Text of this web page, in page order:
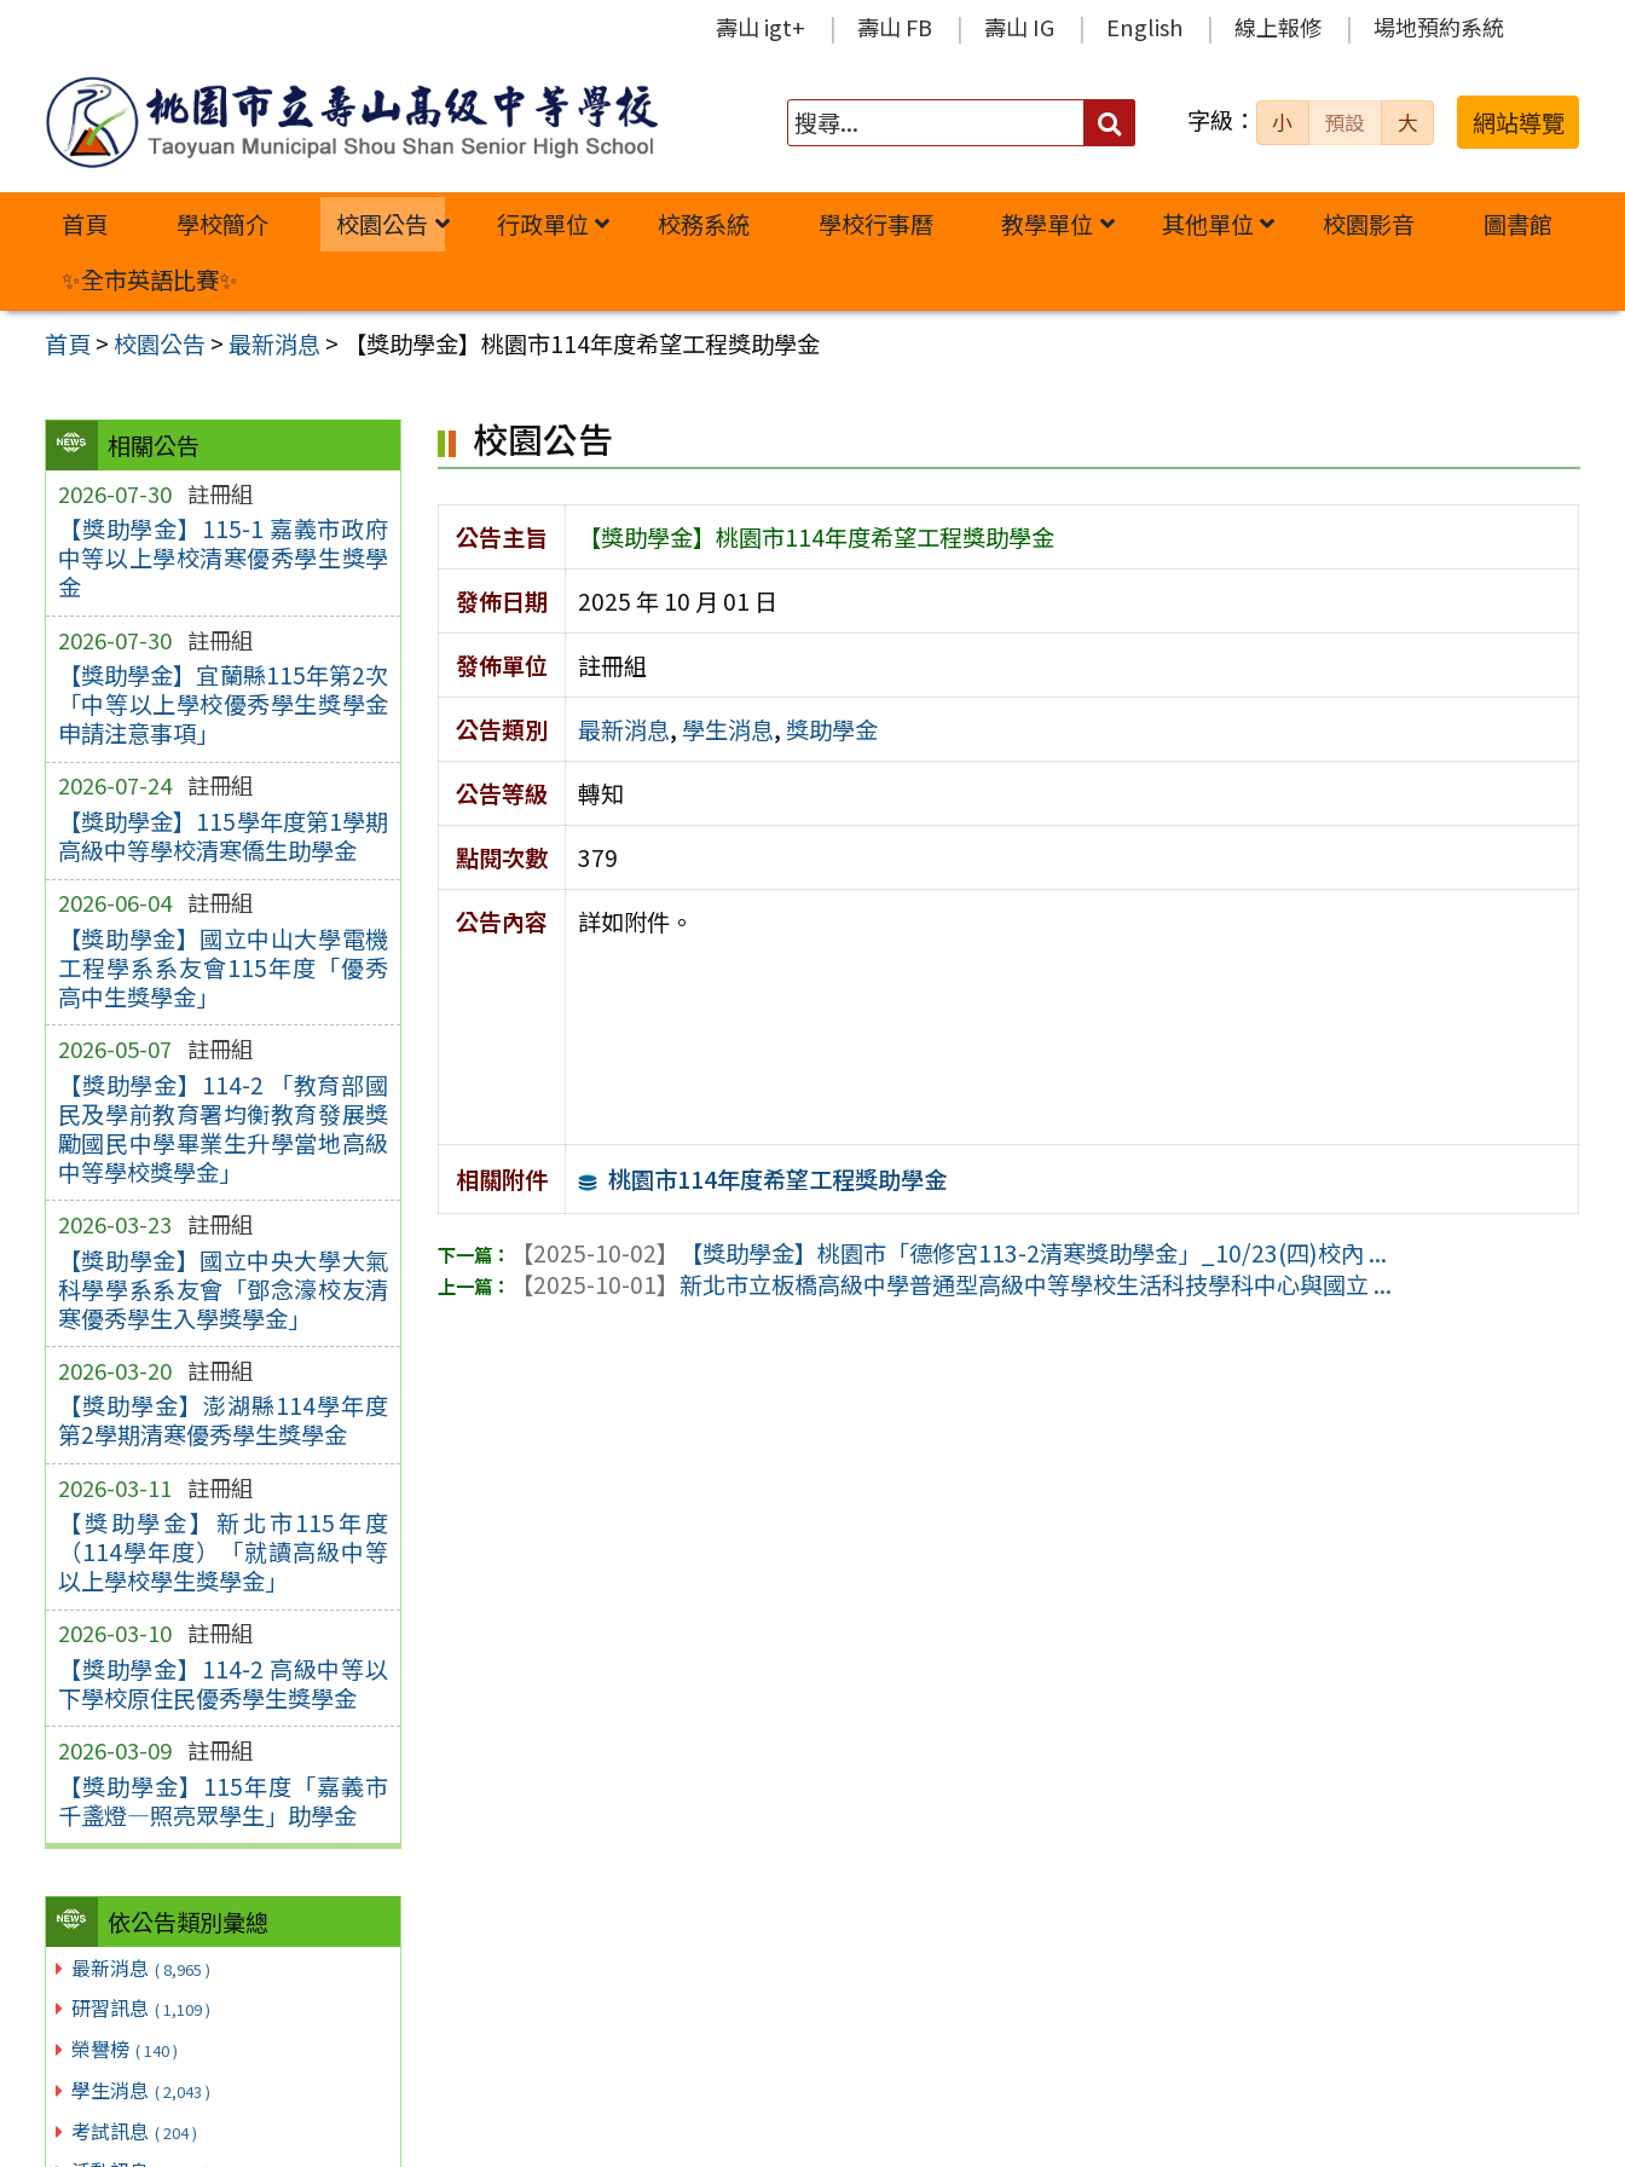
內
壽山 igt+ 壽山 FB 壽山 IG English 線上報修 場地預約系統
搜
字級： 小 預設 大 網站導覽
首頁 學校簡介 校園公告 行政單位 校務系統 學校行事曆 教學單位 其他單位 校園影音
圖書館
✨全市英語比賽✨
首頁 >校園公告 >最新消息 > 【獎助學金】桃園市114年度希望工程獎助學金
相關公告
2026-07-30 註冊組
【獎助學金】115-1 嘉義市政府
中等以上學校清寒優秀學生獎學
金
2026-07-30 註冊組
【獎助學金】宜蘭縣115年第2次
「中等以上學校優秀學生獎學金
申請注意事項」
2026-07-24 註冊組
【獎助學金】115學年度第1學期
高級中等學校清寒僑生助學金
2026-06-04 註冊組
【獎助學金】國立中山大學電機
工程學系系友會115年度「優秀
高中生獎學金」
2026-05-07 註冊組
【獎助學金】114-2 「教育部國
民及學前教育署均衡教育發展獎
勵國民中學畢業生升學當地高級
中等學校獎學金」
2026-03-23 註冊組
【獎助學金】國立中央大學大氣
科學學系系友會「鄧念濠校友清
寒優秀學生入學獎學金」
2026-03-20 註冊組
【獎助學金】澎湖縣114學年度
第2學期清寒優秀學生獎學金
2026-03-11 註冊組
【獎助學金】新北市115年度
（114學年度）「就讀高級中等
以上學校學生獎學金」
2026-03-10 註冊組
【獎助學金】114-2 高級中等以
下學校原住民優秀學生獎學金
2026-03-09 註冊組
【獎助學金】115年度「嘉義市
千盞燈—照亮眾學生」助學金
依公告類別彙總
最新消息 ( 8,965 )
研習訊息 ( 1,109 )
榮譽榜 ( 140 )
學生消息 ( 2,043 )
考試訊息 ( 204 )
校園公告
公告主旨
【獎助學金】桃園市114年度希望工程獎助學金
發佈日期
2025 年 10 月 01 日
發佈單位
註冊組
公告類別
最新消息, 學生消息, 獎助學金
公告等級
轉知
點閱次數
379
公告內容
詳如附件。
相關附件 桃園市114年度希望工程獎助學金
【2025-10-02】
【獎助學金】桃園市「德修宮113-2清寒獎助學金」_10/23(四)校內 ...
【2025-10-01】 新北市立板橋高級中學普通型高級中等學校生活科技學科中心與國立 ...